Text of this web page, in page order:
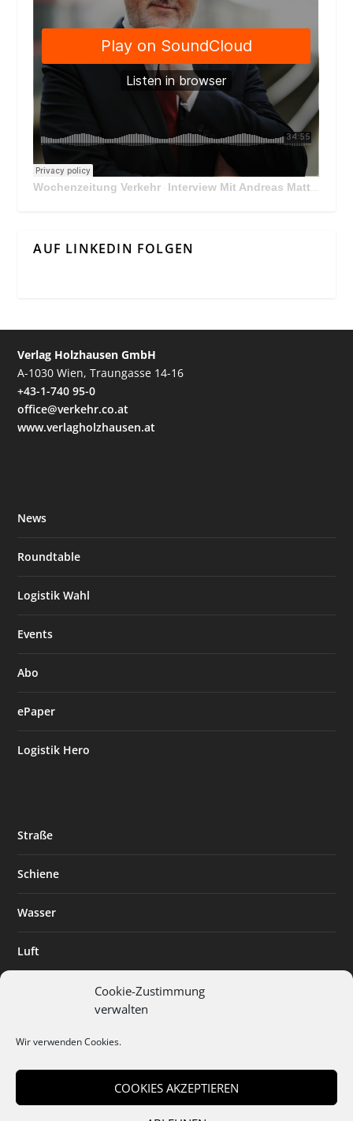
Cookie-Zustimmung
verwalten
Wir verwenden Cookies.
COOKIES AKZEPTIEREN
Wochenzeitung Verkehr · Interview Mit Andreas Matthä, CEO der ÖBB Holding
AUF LINKEDIN FOLGEN
Verlag Holzhausen GmbH
A-1030 Wien, Traungasse 14-16
+43-1-740 95-0
office@verkehr.co.at
www.verlagholzhausen.at
News
Roundtable
Logistik Wahl
Events
Abo
ePaper
Logistik Hero
Straße
Schiene
Wasser
Luft
Digitalisierung